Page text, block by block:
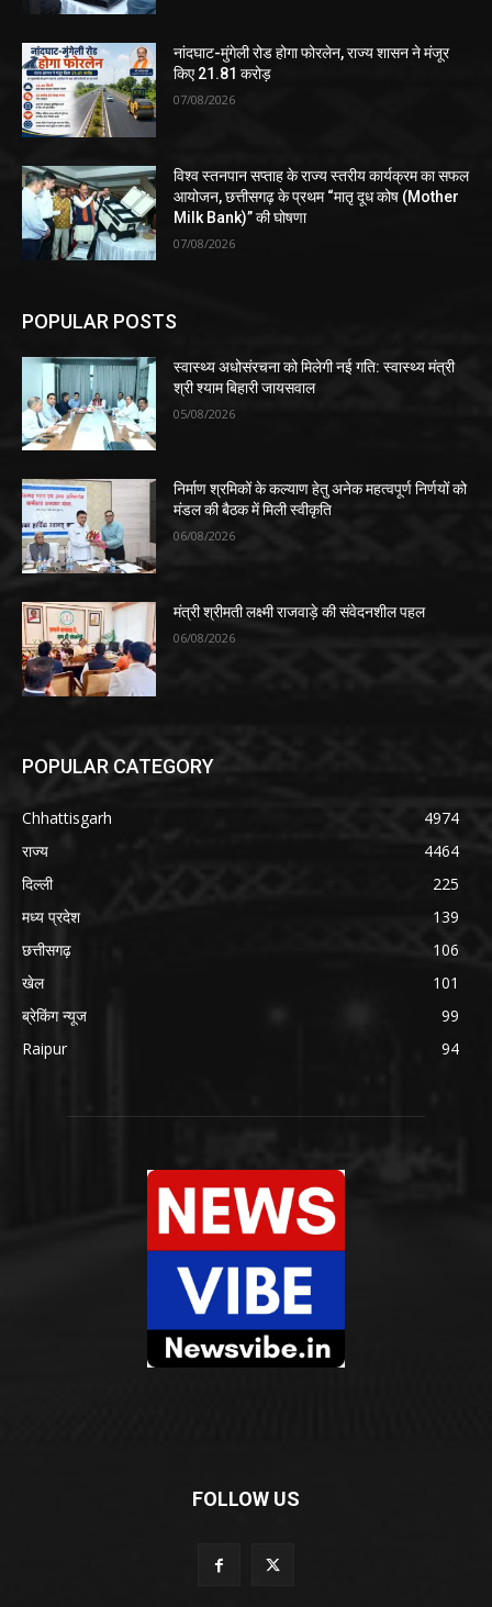
नांदघाट-मुंगेली रोड होगा फोरलेन, राज्य शासन ने मंजूर
किए 21.81 करोड़
07/08/2026
विश्व स्तनपान सप्ताह के राज्य स्तरीय कार्यक्रम का सफल
आयोजन, छत्तीसगढ़ के प्रथम “मातृ दूध कोष (Mother
Milk Bank)” की घोषणा
07/08/2026
POPULAR POSTS
स्वास्थ्य अधोसंरचना को मिलेगी नई गति: स्वास्थ्य मंत्री
श्री श्याम बिहारी जायसवाल
05/08/2026
निर्माण श्रमिकों के कल्याण हेतु अनेक महत्वपूर्ण निर्णयों को
मंडल की बैठक में मिली स्वीकृति
06/08/2026
मंत्री श्रीमती लक्ष्मी राजवाड़े की संवेदनशील पहल
06/08/2026
POPULAR CATEGORY
Chhattisgarh
4974
राज्य
4464
दिल्ली
225
मध्य प्रदेश
139
छत्तीसगढ़
106
खेल
101
ब्रेकिंग न्यूज
99
Raipur
94
FOLLOW US